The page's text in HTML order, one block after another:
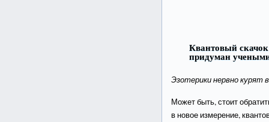
Квантовый скачок
придуман
Эзотерики нервно курят
Может быть, стоит
в новое измерение,